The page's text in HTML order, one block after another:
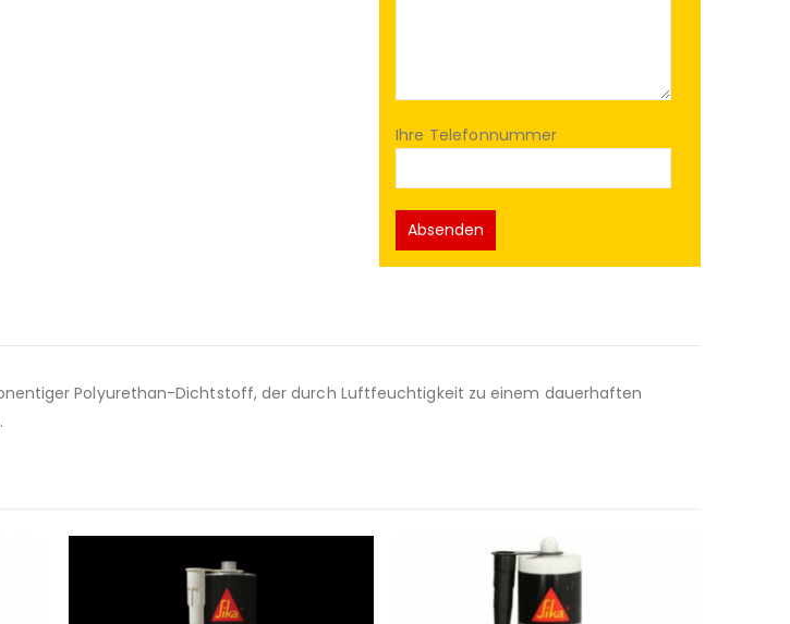
Ihre Telefonnummer
Polyurethan-Dichtstoff, der durch Luftfeuchtigkeit zu einem dauerhaften